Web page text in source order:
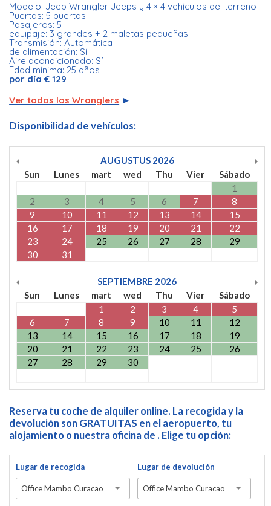
Modelo: Jeep Wrangler Jeeps y 4 × 4 vehículos del terreno
Puertas: 5 puertas
Pasajeros: 5
equipaje: 3 grandes + 2 maletas pequeñas
Transmisión: Automática
de alimentación: Sí
Aire acondicionado: Sí
Edad mínima: 25 años
por día € 129
Ver todos los Wranglers ►
Disponibilidad de vehículos:
AUGUSTUS 2026
Sun
Lunes mart wed Thu Vier
Sábado
1
2
3 4 5 6 7
8
9
10 11 12 13 14
15
16
17 18 19 20 21
22
23
24 25 26 27 28
29
30
31
SEPTIEMBRE 2026
Sun
Lunes mart wed Thu Vier
Sábado
1
2 3 4
5
6
7 8 9 10 11
12
13
14 15 16 17 18
19
20
21 22 23 24 25
26
27
28 29 30
Reserva tu coche de alquiler online. La recogida y la
devolución son GRATUITAS en el aeropuerto, tu
alojamiento o nuestra oficina de . Elige tu opción:
Lugar de recogida
Office Mambo Curacao
Lugar de devolución
Office Mambo Curacao